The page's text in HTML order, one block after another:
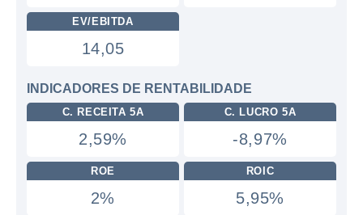
EV/EBITDA
14,05
INDICADORES DE RENTABILIDADE
C. RECEITA 5A
2,59%
C. LUCRO 5A
-8,97%
ROE
2%
ROIC
5,95%